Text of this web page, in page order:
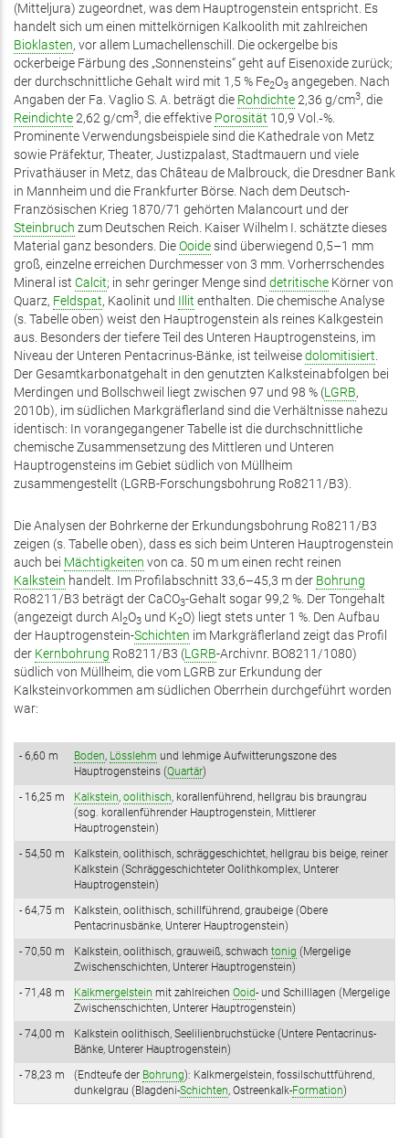
(Mitteljura) zugeordnet, was dem Hauptrogenstein entspricht. Es
handelt sich um einen mittelkörnigen Kalkoolith mit zahlreichen
Bioklasten, vor allem Lumachellenschill. Die ockergelbe bis
ockerbeige Färbung des „Sonnensteins“ geht auf Eisenoxide zurück;
der durchschnittliche Gehalt wird mit 1,5 % Fe2O3 angegeben. Nach
Angaben der Fa. Vaglio S. A. beträgt die Rohdichte2,36 g/­cm3, die
Reindichte2,62 g/­cm3, die effektive Porosität 10,9 Vol.‑%.
Prominente Verwendungsbeispiele sind die Kathedrale von Metz
sowie Präfektur, Theater, Justizpalast, Stadtmauern und viele
Privathäuser in Metz, das Château de Malbrouck, die Dresdner Bank
in Mannheim und die Frankfurter Börse. Nach dem Deutsch-
Französischen Krieg 1870/71 gehörten Malancourt und der
Steinbruch zum Deutschen Reich. Kaiser Wilhelm I. schätzte dieses
Material ganz besonders. DieOoidesind überwiegend 0,5–1 mm
groß, einzelne erreichen Durchmesser von 3 mm. Vorherrschendes
Mineral ist Calcit; in sehr geringer Menge sind detritische Körner von
Quarz, Feldspat, Kaolinit und Illit enthalten. Die chemische Analyse
(s. Tabelle oben) weist den Hauptrogenstein als reines Kalkgestein
aus. Besonders der tiefere Teil des Unteren Hauptrogensteins, im
Niveau der Unteren Pentacrinus-Bänke, ist teilweisedolomitisiert.
Der Gesamtkarbonatgehalt in den genutzten Kalksteinabfolgen bei
Merdingen und Bollschweil liegt zwischen 97 und 98 % (LGRB,
2010b), im südlichen Markgräflerland sind die Verhältnisse nahezu
identisch: In vorangegangener Tabelle ist die durchschnittliche
chemische Zusammensetzung des Mittleren und Unteren
Hauptrogensteins im Gebiet südlich von Müllheim
zusammengestellt (LGRB-Forschungsbohrung Ro8211/B3).
Die Analysen der Bohrkerne der Erkundungsbohrung Ro8211/B3
zeigen (s. Tabelle oben), dass es sich beim Unteren Hauptrogenstein
auch bei Mächtigkeiten von ca. 50 m um einen recht reinen
Kalkstein handelt. Im Profilabschnitt 33,6–45,3 m der Bohrung
Ro8211/B3 beträgt der CaCO3-Gehalt sogar 99,2 %. Der Tongehalt
(angezeigt durch Al 2O3 und K2O) liegt stets unter 1 %. Den Aufbau
der Hauptrogenstein-Schichten im Markgräflerland zeigt das Profil
der Kernbohrung Ro8211/B3 (LGRB-Archivnr. BO8211/1080)
südlich von Müllheim, die vom LGRB zur Erkundung der
Kalksteinvorkommen am südlichen Oberrhein durchgeführt worden
war:
- 6,60 m Boden, Lösslehm und lehmige Aufwitterungszone des
Hauptrogensteins (Quartär)
- 16,25 m
Kalkstein, oolithisch, korallenführend, hellgrau bis braungrau
(sog. korallenführender Hauptrogenstein, Mittlerer
Hauptrogenstein)
- 54,50 m
Kalkstein, oolithisch, ­schräggeschichtet, hellgrau bis beige, reiner
Kalkstein (Schräggeschichteter Oolithkomplex, Unterer
Hauptrogenstein)
- 64,75 m
Kalkstein, oolithisch, schillführend, graubeige (Obere
Pentacrinusbänke, Unterer Hauptrogenstein)
- 70,50 m
Kalkstein, oolithisch, grauweiß, schwach tonig (Mergelige
Zwischenschichten, Unterer Hauptrogenstein)
- 71,48 m
Kalkmergelstein mit zahlreichen Ooid- und Schilllagen (Mergelige
Zwischenschichten, Unterer Hauptrogenstein)
- 74,00 m
Kalkstein oolithisch, Seelilienbruchstücke (Untere Pentacrinus-
Bänke, Unterer Hauptrogenstein)
- 78,23 m
(Endteufe der Bohrung): Kalkmergelstein, fossilschuttführend,
dunkelgrau (Blagdeni-Schichten, Ostreenkalk-Formation)